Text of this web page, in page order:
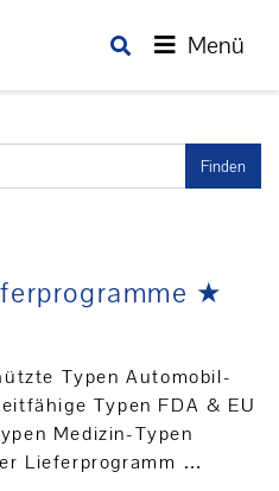
Menü
Finden
★
Typen Automobil-
Typen FDA & EU
Medizin-Typen
Lieferprogramm …